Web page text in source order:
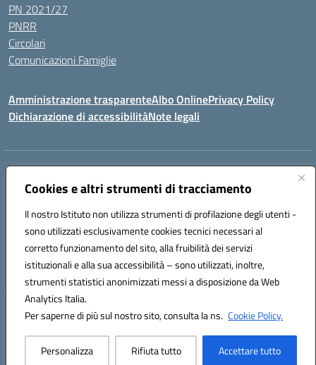
Cookies e altri strumenti di tracciamento
Il nostro Istituto non utilizza strumenti di profilazione degli utenti -
sono utilizzati esclusivamente cookies tecnici necessari al
corretto funzionamento del sito, alla fruibilità dei servizi
istituzionali e alla sua accessibilità – sono utilizzati, inoltre,
strumenti statistici anonimizzati messi a disposizione da Web
Analytics Italia.
Per saperne di più sul nostro sito, consulta la ns. Cookie Policy.
Personalizza Rifiuta tutto Accettare tutto
PN 2021/27
PNRR
Circolari
Comunicazioni Famiglie
Amministrazione trasparenteAlbo OnlinePrivacy Policy
Dichiarazione di accessibilitàNote legali
Indirizzo:
Centralino:(+39) 0737787634 Email:mcic80700n@istruzione.it
Codice fiscale: 92010940432
Codice meccanografico:
MCIC80700N
Codice unico di fatturazione (CUF): UF5MY2
Hosting & Powered by 3D Solution S.r.l.
Concept & Design by Designers Italia